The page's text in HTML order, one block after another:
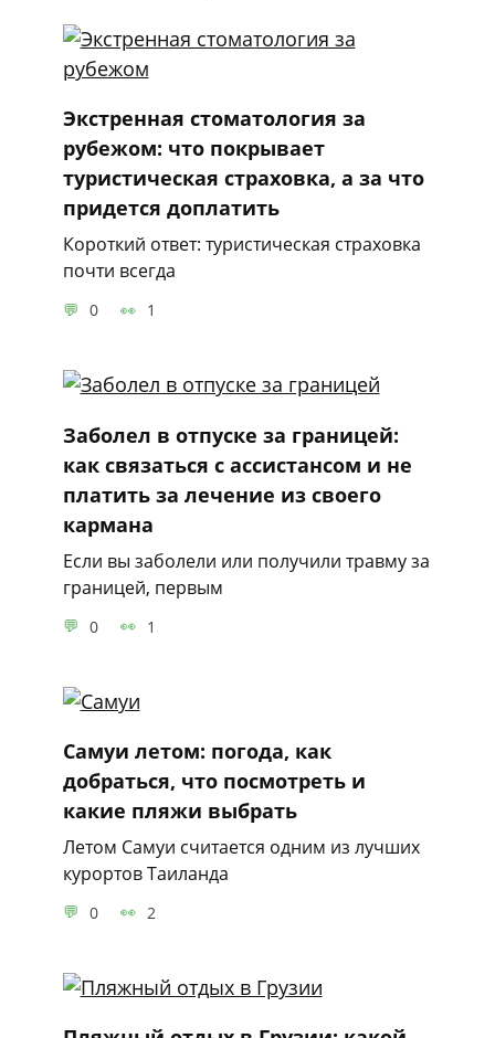
Экстренная стоматология за
рубежом: что покрывает
туристическая страховка, а за что
придется доплатить
Короткий ответ: туристическая страховка
почти всегда
0 1
Заболел в отпуске за границей:
как связаться с ассистансом и не
платить за лечение из своего
кармана
Если вы заболели или получили травму за
границей, первым
0 1
Самуи летом: погода, как
добраться, что посмотреть и
какие пляжи выбрать
Летом Самуи считается одним из лучших
курортов Таиланда
0 2